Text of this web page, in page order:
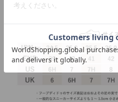
考えください。